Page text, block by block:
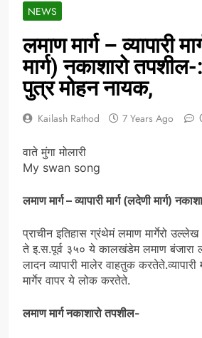
NEWS
लमाण मार्ग – व्यापारी
मार्ग) नकाशारो
पुत्र मोहन नायक,
Kailash Rathod 7 Years Ago
वाते मुंगा मोलारी
My swan song
लमाण मार्ग – व्यापारी मार्ग (लदेणी मार्ग)
प्राचीन इतिहास ग्रंथेमं लमाण मार्गेरो
ते इ.स.पूर्व ३५० ये कालखंडेम लमाण बंजारा
लादन व्यापारी मालेर वाहतुक
मार्गेर वापर ये लोक करतेते.
लमाण मार्ग नकाशारो तपशील-